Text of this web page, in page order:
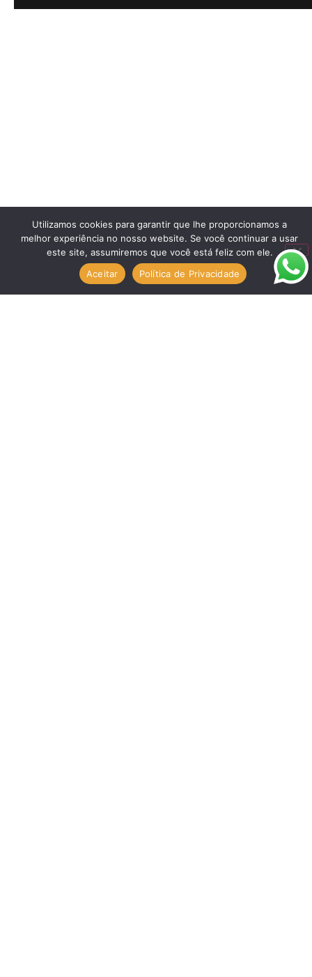
Utilizamos cookies para garantir que lhe proporcionamos a
melhor experiência no nosso website. Se você continuar a usar
este site, assumiremos que você está feliz com ele.
Aceitar
Política de Privacidade